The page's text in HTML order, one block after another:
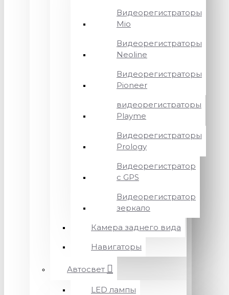
Видеорегистраторы
Mio
Видеорегистраторы
Neoline
Видеорегистраторы
Pioneer
видеорегистраторы
Playme
Видеорегистраторы
Prology
Видеорегистратор
с GPS
Видеорегистратор
зеркало
Камера заднего вида
Навигаторы
Автосвет
LED лампы